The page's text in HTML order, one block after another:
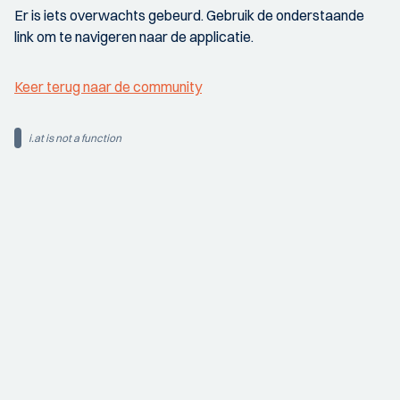
Er is iets overwachts gebeurd. Gebruik de onderstaande
link om te navigeren naar de applicatie.
Keer terug naar de community
i.at is not a function